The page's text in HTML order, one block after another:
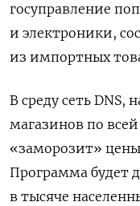
госуправление
и электроники,
из импортных
В среду сеть
магазинов по
«заморозит»
Программа будет
в тысяче